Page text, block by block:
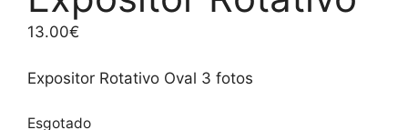
13.00€
Expositor Rotativo Oval 3 fotos
Esgotado